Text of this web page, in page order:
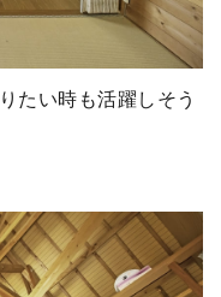
たい時も活躍しそう